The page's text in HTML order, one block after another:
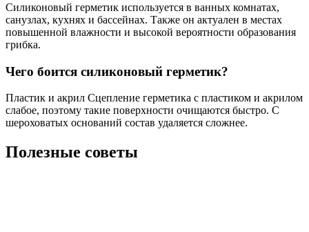
Силиконовый герметик используется в ванных комнатах,
санузлах, кухнях и бассейнах. Также он актуален в местах
повышенной влажности и высокой вероятности образования
грибка.
Чего боится силиконовый герметик?
Пластик и акрил Сцепление герметика с пластиком и акрилом
слабое, поэтому такие поверхности очищаются быстро. С
шероховатых оснований состав удаляется сложнее.
Полезные советы